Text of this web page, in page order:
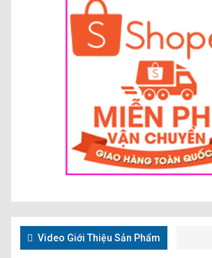
Video Giới Thiệu Sản Phẩm